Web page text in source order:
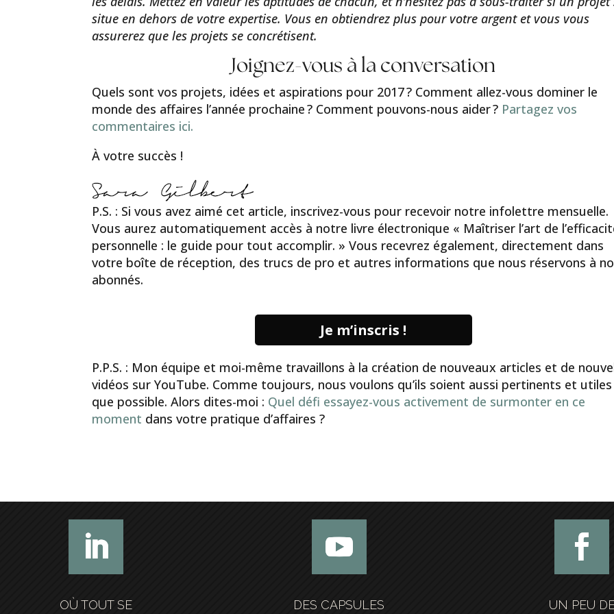
situe en dehors de votre expertise. Vous en obtiendrez plus pour votre argent et vous vous
assurerez que les projets se concrétisent.
Joignez-vous à la conversation
Quels sont vos projets, idées et aspirations pour 2017 ? Comment allez-vous dominer le
monde des affaires l’année prochaine ? Comment pouvons-nous aider ? Partagez vos
commentaires ici.
À votre succès !
P.S. : Si vous avez aimé cet article, inscrivez-vous pour recevoir notre infolettre mensuelle.
Vous aurez automatiquement accès à notre livre électronique « Maîtriser l’art de
personnelle : le guide pour tout accomplir. » Vous recevrez également, directement dans
votre boîte de réception, des trucs de pro et autres informations que nous réservons à
abonnés.
Je m’inscris !
P.P.S. : Mon équipe et moi-même travaillons à la création de nouveaux articles et de
vidéos sur YouTube. Comme toujours, nous voulons qu’ils soient aussi pertinents et utiles
que possible. Alors dites-moi : Quel défi essayez-vous activement de surmonter en ce
moment dans votre pratique d’affaires ?
OÙ TOUT SE DES CAPSULES UN PEU